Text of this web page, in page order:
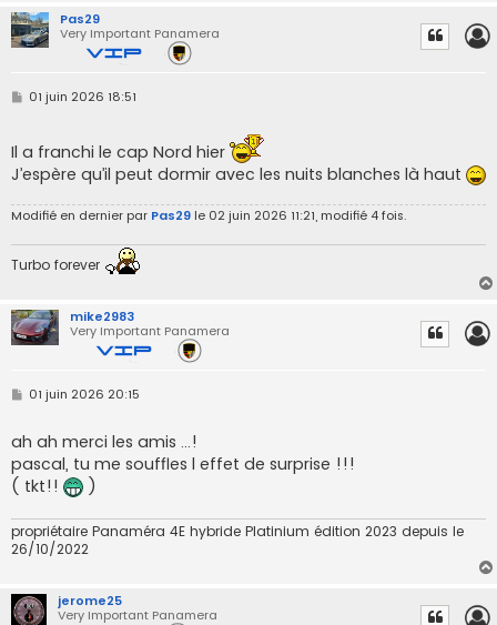
Pas29
Very Important Panamera
M
a
g
e
01 juin 2026 18:51
Il a franchi le cap Nord hier
J’espère qu’il peut dormir avec les nuits blanches là haut
Modifié en dernier par Pas29 le 02 juin 2026 11:21, modifié 4 fois.
Turbo forever
mike2983
Very Important Panamera
M
s
a
g
e
01 juin 2026 20:15
ah ah merci les amis ...!
pascal, tu me souffles l effet de surprise !!!
( tkt!!
)
propriétaire Panaméra 4E hybride Platinium édition 2023 depuis le
26/10/2022
jerome25
Very Important Panamera